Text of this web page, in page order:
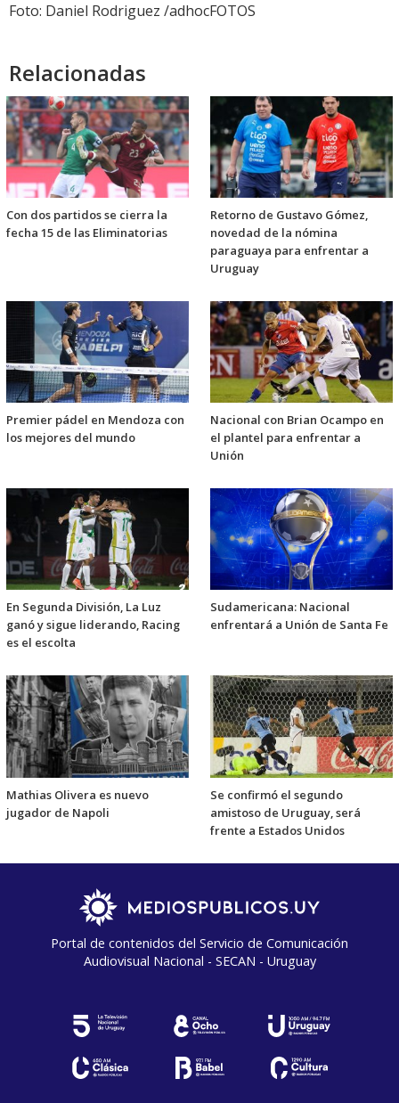
Foto: Daniel Rodriguez /adhocFOTOS
Relacionadas
Con dos partidos se cierra la
fecha 15 de las Eliminatorias
Retorno de Gustavo Gómez,
novedad de la nómina
paraguaya para enfrentar a
Uruguay
Premier pádel en Mendoza con
los mejores del mundo
Nacional con Brian Ocampo en
el plantel para enfrentar a
Unión
En Segunda División, La Luz
ganó y sigue liderando, Racing
es el escolta
Sudamericana: Nacional
enfrentará a Unión de Santa Fe
Mathias Olivera es nuevo
jugador de Napoli
Se confirmó el segundo
amistoso de Uruguay, será
frente a Estados Unidos
Portal de contenidos del Servicio de Comunicación
Audiovisual Nacional - SECAN - Uruguay